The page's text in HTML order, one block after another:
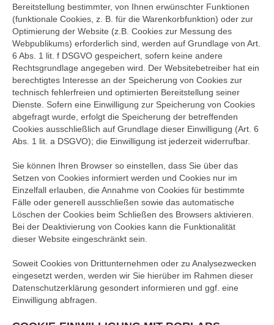
Bereitstellung bestimmter, von Ihnen erwünschter Funktionen
(funktionale Cookies, z. B. für die Warenkorbfunktion) oder zur
Optimierung der Website (z.B. Cookies zur Messung des
Webpublikums) erforderlich sind, werden auf Grundlage von Art.
6 Abs. 1 lit. f DSGVO gespeichert, sofern keine andere
Rechtsgrundlage angegeben wird. Der Websitebetreiber hat ein
berechtigtes Interesse an der Speicherung von Cookies zur
technisch fehlerfreien und optimierten Bereitstellung seiner
Dienste. Sofern eine Einwilligung zur Speicherung von Cookies
abgefragt wurde, erfolgt die Speicherung der betreffenden
Cookies ausschließlich auf Grundlage dieser Einwilligung (Art. 6
Abs. 1 lit. a DSGVO); die Einwilligung ist jederzeit widerrufbar.
Sie können Ihren Browser so einstellen, dass Sie über das
Setzen von Cookies informiert werden und Cookies nur im
Einzelfall erlauben, die Annahme von Cookies für bestimmte
Fälle oder generell ausschließen sowie das automatische
Löschen der Cookies beim Schließen des Browsers aktivieren.
Bei der Deaktivierung von Cookies kann die Funktionalität
dieser Website eingeschränkt sein.
Soweit Cookies von Drittunternehmen oder zu Analysezwecken
eingesetzt werden, werden wir Sie hierüber im Rahmen dieser
Datenschutzerklärung gesondert informieren und ggf. eine
Einwilligung abfragen.